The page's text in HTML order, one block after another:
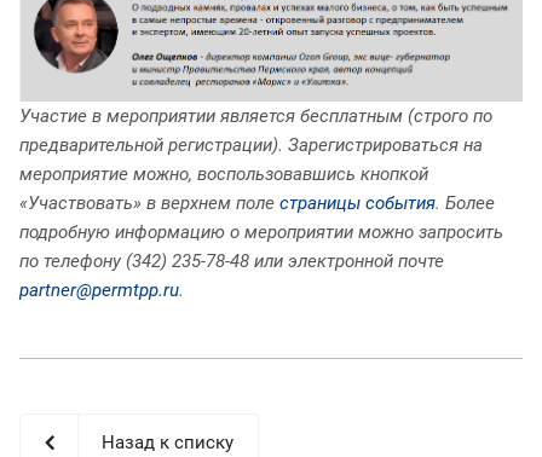
Участие в мероприятии является бесплатным (строго по
предварительной регистрации). Зарегистрироваться на
мероприятие можно, воспользовавшись кнопкой
«Участвовать» в верхнем поле страницы события. Более
подробную информацию о мероприятии можно запросить
по телефону (342) 235-78-48 или электронной почте
partner@permtpp.ru.
Назад к списку